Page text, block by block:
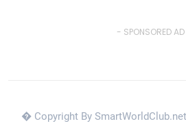
- SPONSORED
� Copyright By SmartWorldClub.net